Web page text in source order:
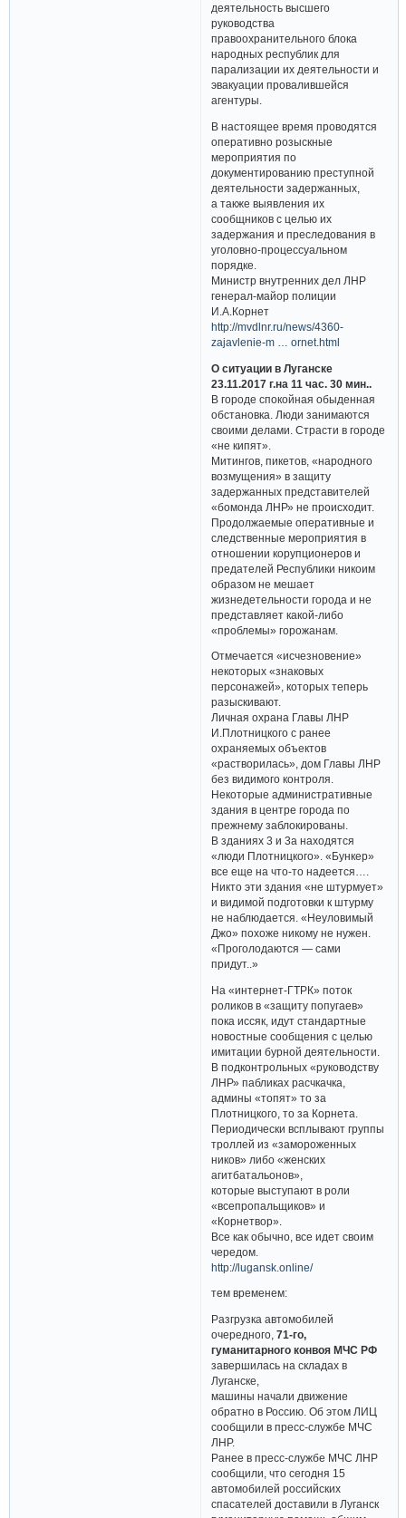
деятельность высшего
руководства
правоохранительного блока
народных республик для
парализации их деятельности и
эвакуации провалившейся
агентуры.
В настоящее время проводятся
оперативно розыскные
мероприятия по
документированию преступной
деятельности задержанных,
а также выявления их
сообщников с целью их
задержания и преследования в
уголовно-процессуальном
порядке.
Министр внутренних дел ЛНР
генерал-майор полиции
И.А.Корнет
http://mvdlnr.ru/news/4360-
zajavlenie-m … ornet.html
О ситуации в Луганске
23.11.2017 г.на 11 час. 30 мин..
В городе спокойная обыденная
обстановка. Люди занимаются
своими делами. Страсти в городе
«не кипят».
Митингов, пикетов, «народного
возмущения» в защиту
задержанных представителей
«бомонда ЛНР» не происходит.
Продолжаемые оперативные и
следственные мероприятия в
отношении корупционеров и
предателей Республики никоим
образом не мешает
жизнедетельности города и не
представляет какой-либо
«проблемы» горожанам.
Отмечается «исчезновение»
некоторых «знаковых
персонажей», которых теперь
разыскивают.
Личная охрана Главы ЛНР
И.Плотницкого с ранее
охраняемых объектов
«растворилась», дом Главы ЛНР
без видимого контроля.
Некоторые административные
здания в центре города по
прежнему заблокированы.
В зданиях 3 и 3а находятся
«люди Плотницкого». «Бункер»
все еще на что-то надеется….
Никто эти здания «не штурмует»
и видимой подготовки к штурму
не наблюдается. «Неуловимый
Джо» похоже никому не нужен.
«Проголодаются — сами
придут..»
На «интернет-ГТРК» поток
роликов в «защиту попугаев»
пока иссяк, идут стандартные
новостные сообщения с целью
имитации бурной деятельности.
В подконтрольных «руководству
ЛНР» пабликах расчкачка,
админы «топят» то за
Плотницкого, то за Корнета.
Периодически всплывают группы
троллей из «замороженных
ников» либо «женских
агитбатальонов»,
которые выступают в роли
«всепропальщиков» и
«Корнетвор».
Все как обычно, все идет своим
чередом.
http://lugansk.online/
тем временем:
Разгрузка автомобилей
очередного,71-го,
гуманитарного конвоя МЧС РФ
завершилась на складах в
Луганске,
машины начали движение
обратно в Россию. Об этом ЛИЦ
сообщили в пресс-службе МЧС
ЛНР.
Ранее в пресс-службе МЧС ЛНР
сообщили, что сегодня 15
автомобилей российских
спасателей доставили в Луганск